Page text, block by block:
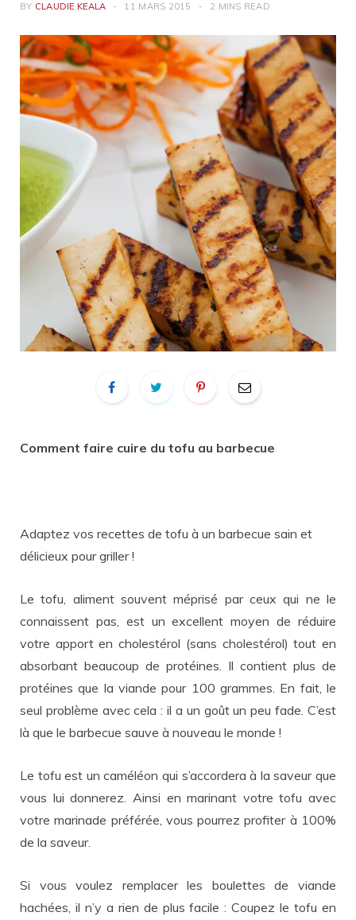
BY CLAUDIE KEALA 11 MARS 2015 2 MINS READ
Comment faire cuire du tofu au barbecue
Adaptez vos recettes de tofu à un barbecue sain et
délicieux pour griller !
Le tofu, aliment souvent méprisé par ceux qui ne le
connaissent pas, est un excellent moyen de réduire
votre apport en cholestérol (sans cholestérol) tout en
absorbant beaucoup de protéines. Il contient plus de
protéines que la viande pour 100 grammes. En fait, le
seul problème avec cela : il a un goût un peu fade. C’est
là que le barbecue sauve à nouveau le monde !
Le tofu est un caméléon qui s’accordera à la saveur que
vous lui donnerez. Ainsi en marinant votre tofu avec
votre marinade préférée, vous pourrez profiter à 100%
de la saveur.
Si vous voulez remplacer les boulettes de viande
hachées, il n’y a rien de plus facile : Coupez le tofu en